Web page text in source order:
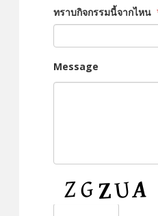
ทราบกิจกรรมนี้จากไหน
Message
CAPTCHA